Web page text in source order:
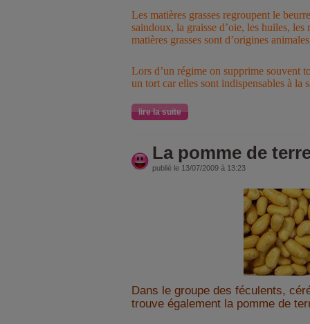
Les matières grasses regroupent le
saindoux, la graisse d’oie, les huiles, les
matières grasses sont d’origines
Lors d’un régime on supprime souvent
un tort car elles sont indispensables à la
lire la suite
La pomme de
publié le 13/07/2009 à 13:23
Dans le groupe des féculents,
trouve également la pomme de